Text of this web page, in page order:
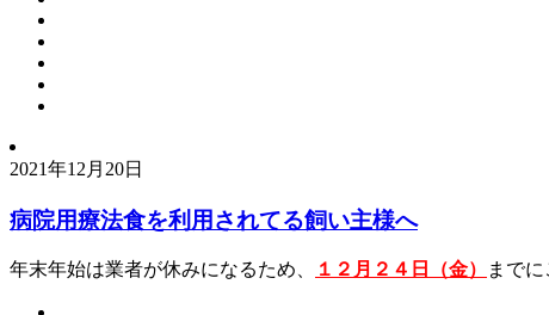
2021年12月20日
病院用療法食を利用されてる飼い主様へ
年末年始は業者が休みになるため、 １２月２４日（金） まで